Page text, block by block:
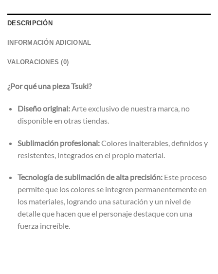
DESCRIPCIÓN
INFORMACIÓN ADICIONAL
VALORACIONES (0)
¿Por qué una pieza Tsuki?
Diseño original:Arte exclusivo de nuestra marca, no
disponible en otras tiendas.
Sublimación profesional:Colores inalterables, definidos y
resistentes, integrados en el propio material.
Tecnología de sublimación de alta precisión:Este proceso
permite que los colores se integren permanentemente en
los materiales, logrando una saturación y un nivel de
detalle que hacen que el personaje destaque con una
fuerza increíble.